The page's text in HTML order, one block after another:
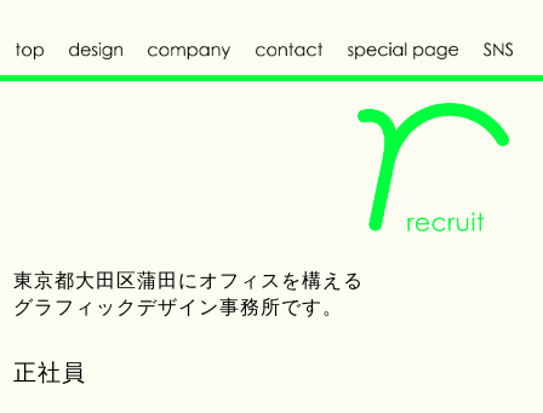
東京都大田区蒲田にオフィスを構える
グラフィックデザイン事務所です。
正社員